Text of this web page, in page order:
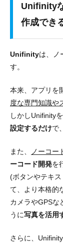
Unifinity
作成でき
Unifinityは、
す。
本来、アプリを
度な専門知識や
しかしUnifinityを
設定するだけで、
また、 ノーコー
ーコード開発を
(ボタンやテキ
て、より本格的
カメラやGPSな
うに写真を活用
さらに、